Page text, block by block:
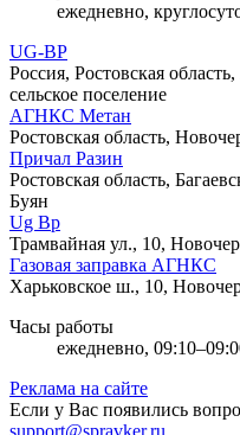
ежедневно,
UG-BP
Россия, Ростовская
сельское поселение
АГНКС Метан
Ростовская область,
Причал Разин
Ростовская область,
Буян
Ug Bp
Трамвайная ул., 10,
Газовая заправка АГНКС
Харьковское ш., 10,
Часы работы
ежедневно,
Реклама на сайте
Если у Вас появились
support@spravker.ru